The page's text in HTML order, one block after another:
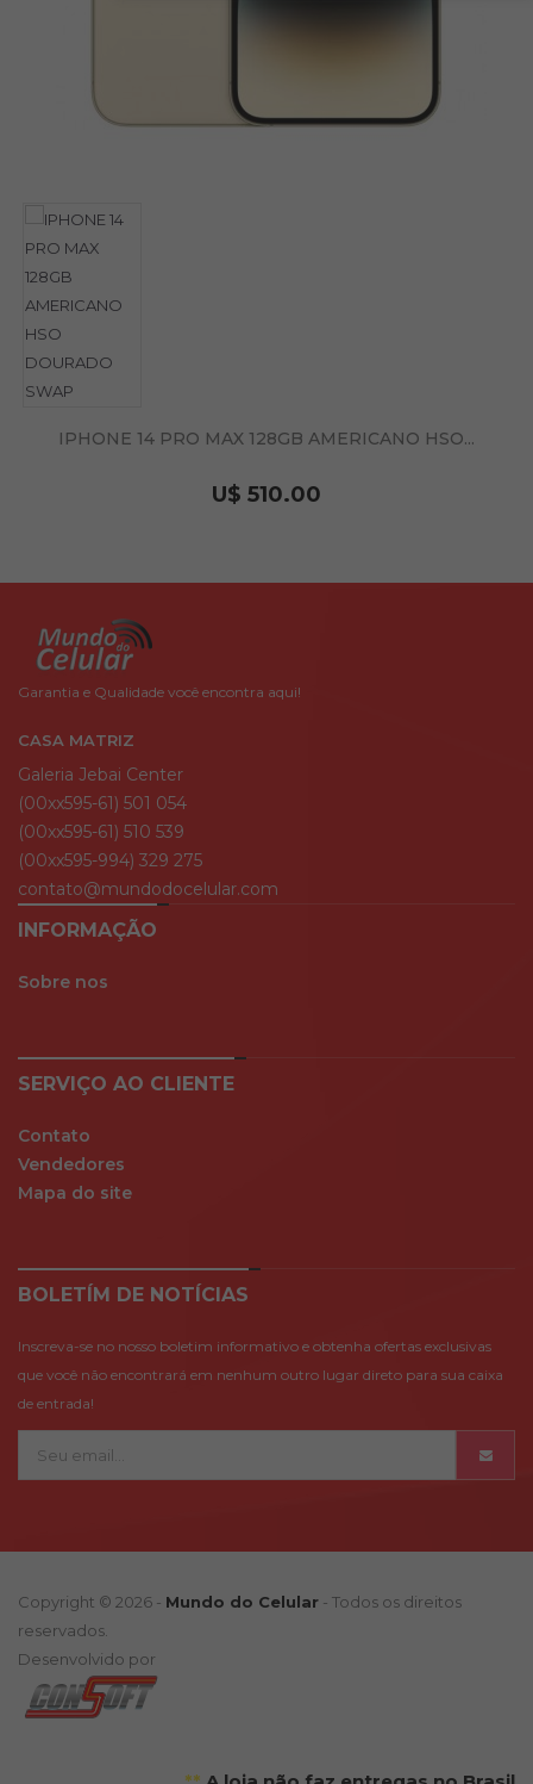
IPHONE 14 PRO MAX 128GB AMERICANO HSO...
U$ 510.00
Garantia e Qualidade você encontra aqui!
CASA MATRIZ
Galeria Jebai Center
(00xx595-61) 501 054
(00xx595-61) 510 539
(00xx595-994) 329 275
contato@mundodocelular.com
INFORMAÇÃO
Sobre nos
SERVIÇO AO CLIENTE
Contato
Vendedores
Mapa do site
BOLETÍM DE NOTÍCIAS
Inscreva-se no nosso boletim informativo e obtenha ofertas exclusivas
que você não encontrará em nenhum outro lugar direto para sua caixa
de entrada!
Copyright © 2026 - Mundo do Celular - Todos os direitos
reservados.
Desenvolvido por